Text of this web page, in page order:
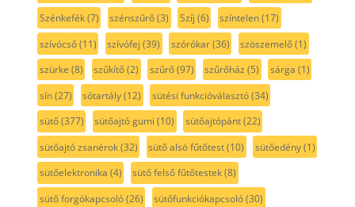
Szénkefék(7) szénszűrő(3) Szíj (6) színtelen(17)
szívócső(11) szívófej (39) szórókar(36) szöszemelő(1)
szürke (8) szűkítő(2) szűrő(97) szűrőház (5) sárga (1)
sín(27) sótartály(12) sütési funkcióválasztó(34)
sütő(377) sütőajtó gumi (10) sütőajtópánt(22)
sütőajtó zsanérok(32) sütő alsó fűtőtest(10) sütőedény(1)
sütőelektronika (4) sütő felső fűtőtestek(8)
sütő forgókapcsoló(26) sütőfunkciókapcsoló(30)